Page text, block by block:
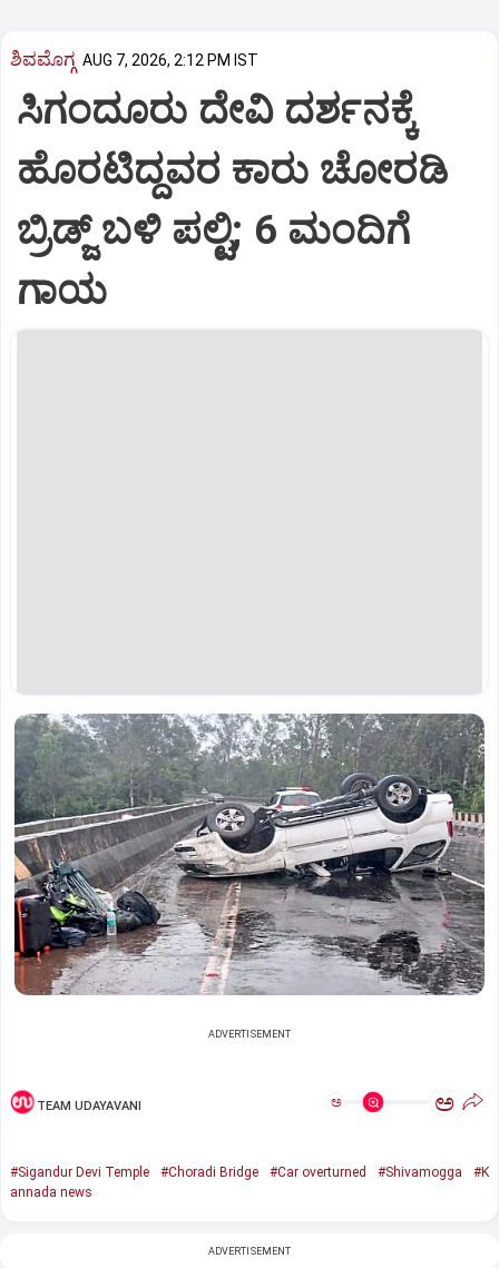
ಶಿವಮೊಗ್ಗ AUG 7, 2026, 2:12 PM IST
ಸಿಗಂದೂರು ದೇವಿ ದರ್ಶನಕ್ಕೆ
ಹೊರಟಿದ್ದವರ ಕಾರು ಚೋರಡಿ
ಬ್ರಿಡ್ಜ್ ಬಳಿ ಪಲ್ಟಿ; 6 ಮಂದಿಗೆ
ಗಾಯ
ADVERTISEMENT
TEAM UDAYAVANI ಅ ಅ
#Sigandur Devi Temple #Choradi Bridge #Car overturned #Shivamogga
#K
annada news
ADVERTISEMENT